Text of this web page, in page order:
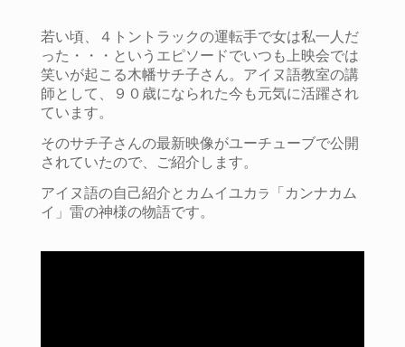
若い頃、４トントラックの運転手で女は私一人だ
った・・・というエピソードでいつも上映会では
笑いが起こる木幡サチ子さん。アイヌ語教室の講
師として、９０歳になられた今も元気に活躍され
ています。
そのサチ子さんの最新映像がユーチューブで公開
されていたので、ご紹介します。
アイヌ語の自己紹介とカムイユカラ 「カンナカム
イ」雷の神様の物語です。